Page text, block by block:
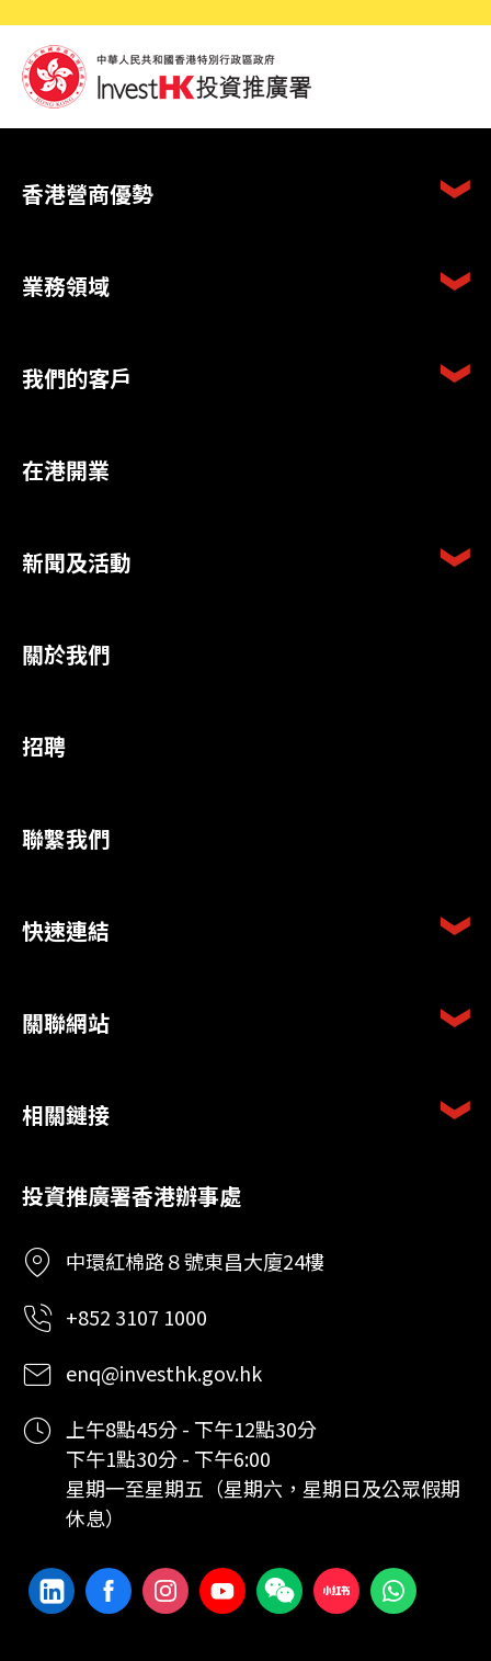
香港營商優勢
業務領域
我們的客戶
在港開業
新聞及活動
關於我們
招聘
聯繫我們
快速連結
關聯網站
相關鏈接
投資推廣署香港辦事處
中環紅棉路８號東昌大廈24樓
+852 3107 1000
enq@investhk.gov.hk
上午8點45分 - 下午12點30分
下午1點30分 - 下午6:00
星期一至星期五（星期六，星期日及公眾假期
休息）